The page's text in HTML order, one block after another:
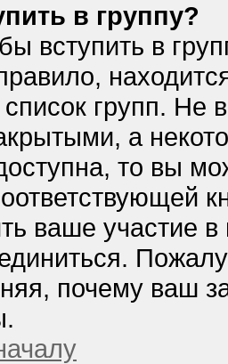
в группу?
вступить в
групп. Не
а
то вы
ваше участие
почему ваш